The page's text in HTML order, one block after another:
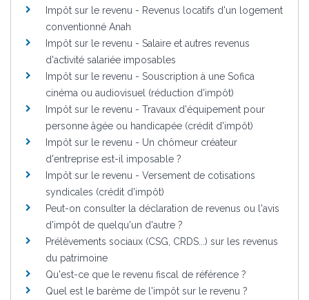
Impôt sur le revenu - Revenus locatifs d'un logement
conventionné Anah
Impôt sur le revenu - Salaire et autres revenus
d'activité salariée imposables
Impôt sur le revenu - Souscription à une Sofica
cinéma ou audiovisuel (réduction d'impôt)
Impôt sur le revenu - Travaux d'équipement pour
personne âgée ou handicapée (crédit d'impôt)
Impôt sur le revenu - Un chômeur créateur
d'entreprise est-il imposable ?
Impôt sur le revenu - Versement de cotisations
syndicales (crédit d'impôt)
Peut-on consulter la déclaration de revenus ou l'avis
d'impôt de quelqu'un d'autre ?
Prélèvements sociaux (CSG, CRDS...) sur les revenus
du patrimoine
Qu'est-ce que le revenu fiscal de référence ?
Quel est le barème de l'impôt sur le revenu ?